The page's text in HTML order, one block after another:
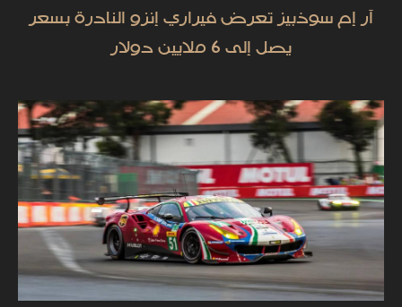
آر إم سوذبيز تعرض فيراري إنزو النادرة بسعر
يصل إلى 6 ملايين دولار